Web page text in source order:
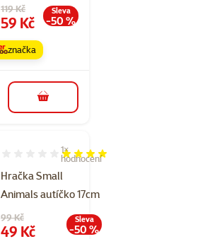
Původní cena
119 Kč
Cena
59 Kč
Sleva
-50 %
značka
do košíku
Hračka Small
Animals autíčko 17cm
Hodnocení 80%, počet hodnocení: 1
1×
hodnocení
Původní cena
99 Kč
Cena
49 Kč
Sleva
-50 %